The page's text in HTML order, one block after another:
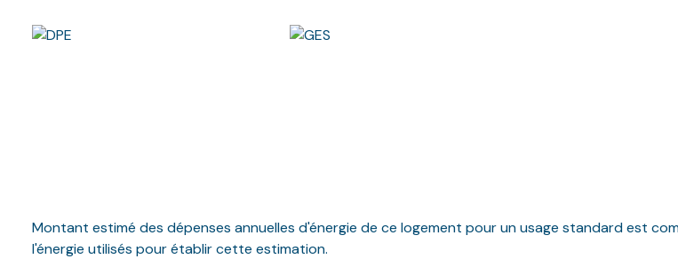
Montant estimé des dépenses annuelles d'énergie de ce logement pour un usage standard est
l'énergie utilisés pour établir cette estimation.